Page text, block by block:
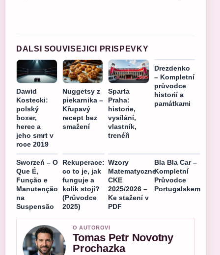
DALSI SOUVISEJICI PRISPEVKY
Dawid
Kostecki:
polský
boxer,
herec a
jeho smrt v
roce 2019
Nuggetsy z
piekarnika –
Křupavý
recept bez
smažení
Sparta
Praha:
historie,
vysílání,
vlastník,
trenéři
Drezdenko
– Kompletní
průvodce
historií a
památkami
Sworzeń – O
Que É,
Função e
Manutenção
na
Suspensão
Rekuperace:
co to je, jak
funguje a
kolik stojí?
(Průvodce
2025)
Wzory
Matematyczne
CKE
2025/2026 –
Ke stažení v
PDF
Bla Bla Car –
Kompletní
Průvodce
Portugalskem
O AUTOROVI
Tomas Petr Novotny
Prochazka